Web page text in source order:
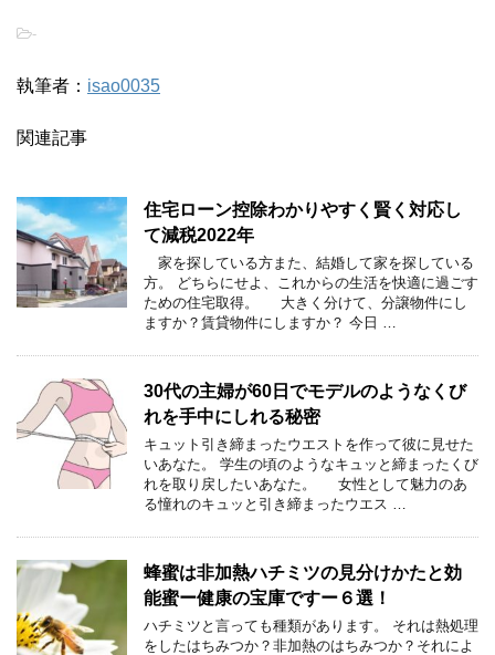
-
執筆者： isao0035
関連記事
住宅ローン控除わかりやすく賢く対応し
て減税2022年
家を探している方また、結婚して家を探している
方。 どちらにせよ、これからの生活を快適に過ごす
ための住宅取得。 大きく分けて、分譲物件にし
ますか？賃貸物件にしますか？ 今日 …
30代の主婦が60日でモデルのようなくび
れを手中にしれる秘密
キュット引き締まったウエストを作って彼に見せた
いあなた。 学生の頃のようなキュッと締まったくび
れを取り戻したいあなた。 女性として魅力のあ
る憧れのキュッと引き締まったウエス …
蜂蜜は非加熱ハチミツの見分けかたと効
能蜜ー健康の宝庫ですー６選！
ハチミツと言っても種類があります。 それは熱処理
をしたはちみつか？非加熱のはちみつか？それによ